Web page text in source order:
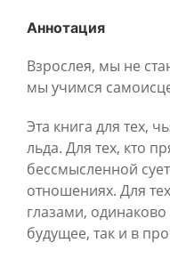
Аннотация
Взрослея, мы не
мы учимся
Эта книга для тех,
льда. Для тех, кто
бессмысленной
отношениях. Для
глазами, одинаково
будущее, так и в